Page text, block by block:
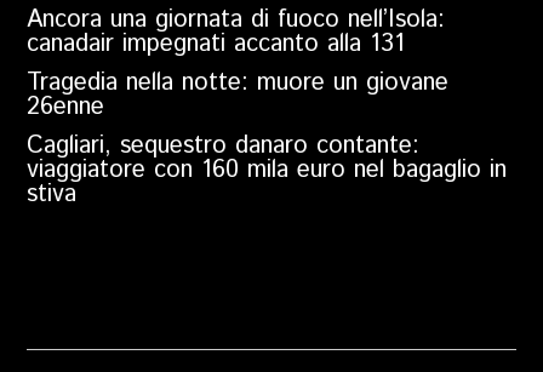
Ancora una giornata di fuoco nell’Isola:
canadair impegnati accanto alla 131
Tragedia nella notte: muore un giovane
26enne
Cagliari, sequestro danaro contante:
viaggiatore con 160 mila euro nel bagaglio in
stiva